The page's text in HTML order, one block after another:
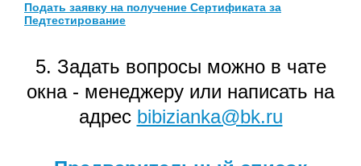
Подать заявку на получение Сертификата за
Педтестирование
5. Задать вопросы можно в чате
окна - менеджеру или написать на
адрес bibizianka@bk.ru